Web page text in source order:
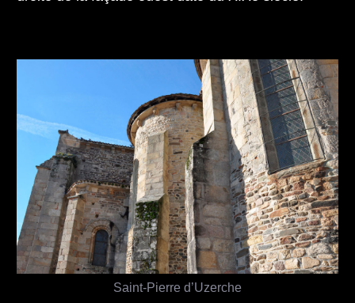
Saint-Pierre d’Uzerche